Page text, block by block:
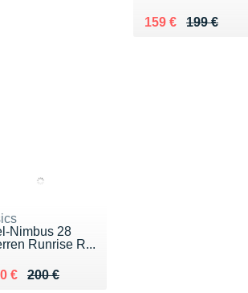
199 €
Au lieu de 199 €
159 €
Vendu 159 €
Nimbus 28
Runrise R...
200 €
lieu de 200 €
€ 150 €